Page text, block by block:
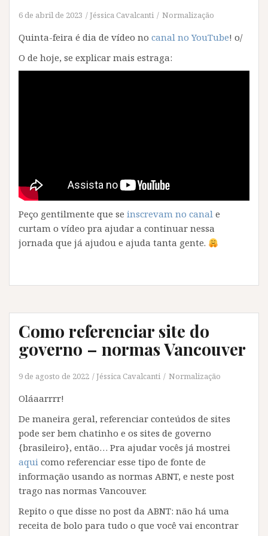
6 de abril de 2023 Jéssica Cavalcanti Normalização
Quinta-feira é dia de vídeo no canal no YouTube! o/
O de hoje, se explicar mais estraga:
Peço gentilmente que se inscrevam no canal e
curtam o vídeo pra ajudar a continuar nessa
jornada que já ajudou e ajuda tanta gente.
Como referenciar site do
governo – normas Vancouver
9 de agosto de 2022 Jéssica Cavalcanti Normalização
Oláaarrrr!
De maneira geral, referenciar conteúdos de sites
pode ser bem chatinho e os sites de governo
{brasileiro}, então… Pra ajudar vocês já mostrei
aqui como referenciar esse tipo de fonte de
informação usando as normas ABNT, e neste post
trago nas normas Vancouver.
Repito o que disse no post da ABNT: não há uma
receita de bolo para tudo o que você vai encontrar